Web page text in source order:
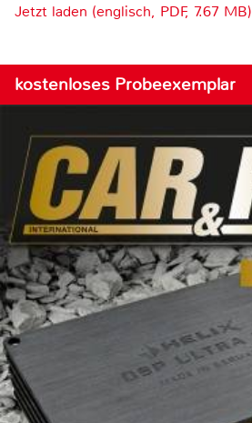
Jetzt laden (englisch, PDF, 7.67 MB)
kostenloses Probeexemplar